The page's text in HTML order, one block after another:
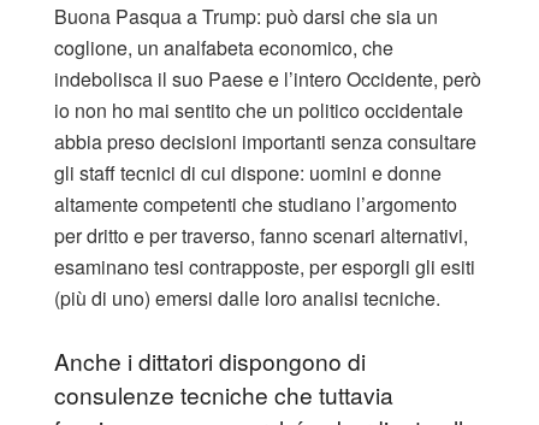
Buona Pasqua a Trump: può darsi che sia un
coglione, un analfabeta economico, che
indebolisca il suo Paese e l’intero Occidente, però
io non ho mai sentito che un politico occidentale
abbia preso decisioni importanti senza consultare
gli staff tecnici di cui dispone: uomini e donne
altamente competenti che studiano l’argomento
per dritto e per traverso, fanno scenari alternativi,
esaminano tesi contrapposte, per esporgli gli esiti
(più di uno) emersi dalle loro analisi tecniche.
Anche i dittatori dispongono di
consulenze tecniche che tuttavia